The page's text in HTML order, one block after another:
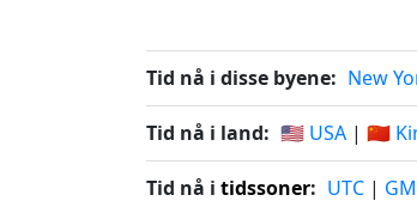
Tid nå i disse byene: New
Tid nå i land: 🇺🇸 USA | 🇨🇳
Tid nå i tidssoner: UTC |